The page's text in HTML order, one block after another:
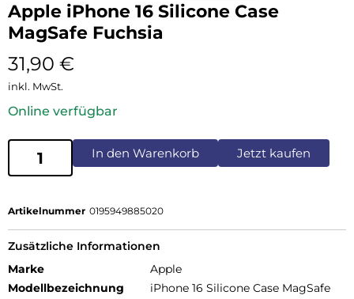
Apple iPhone 16 Silicone Case
MagSafe Fuchsia
31,90 €
inkl. MwSt.
Online verfügbar
In den Warenkorb Jetzt kaufen
Artikelnummer 0195949885020
Zusätzliche Informationen
Marke
Apple
Modellbezeichnung
iPhone 16 Silicone Case MagSafe